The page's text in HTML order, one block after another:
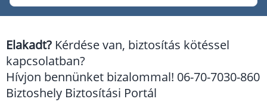
Groupama Biztosító
KÖBE Biztosító Egyesület
Mondial Assistance Biztosító
Elakadt? Kérdése van, biztosítás kötéssel
kapcsolatban?
Hívjon bennünket bizalommal! 06-70-7030-860
Biztoshely Biztosítási Portál